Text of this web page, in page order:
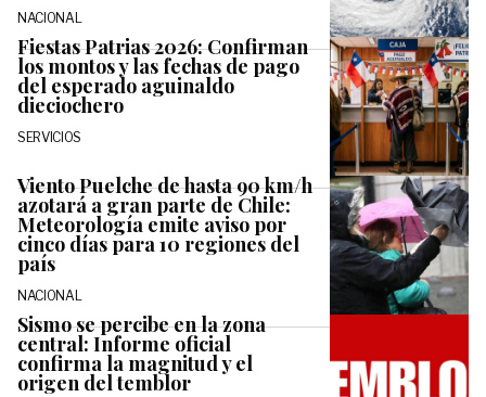
NACIONAL
Fiestas Patrias 2026: Confirman
los montos y las fechas de pago
del esperado aguinaldo
dieciochero
SERVICIOS
Viento Puelche de hasta 90 km/h
azotará a gran parte de Chile:
Meteorología emite aviso por
cinco días para 10 regiones del
país
NACIONAL
Sismo se percibe en la zona
central: Informe oficial
confirma la magnitud y el
origen del temblor